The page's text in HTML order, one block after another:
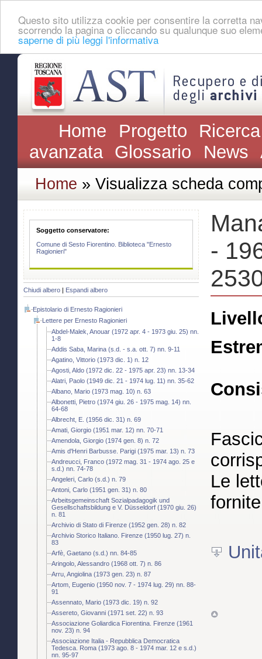
Questo sito utilizza cookie per consentire la corretta
scorrendo la pagina o cliccando su qualunque suo
saperne di più leggi l'informativa
Home Progetto
avanzata Glossario News
Home » Visualizza scheda
Soggetto conservatore:
Comune di Sesto Fiorentino. Biblioteca "Ernesto
Ragionieri"
Chiudi albero | Espandi albero
Epistolario di Ernesto Ragionieri
Lettere per Ernesto Ragionieri
Abdel-Malek, Anouar (1972 apr. 4 - 1973 giu. 25) nn.
1-8
Addis Saba, Marina (s.d. - s.a. ott. 7) nn. 9-11
Agatino, Vittorio (1973 dic. 1) n. 12
Agosti, Aldo (1972 dic. 22 - 1975 apr. 23) nn. 13-34
Alatri, Paolo (1949 dic. 21 - 1974 lug. 11) nn. 35-62
Albano, Mario (1973 mag. 10) n. 63
Albonetti, Pietro (1974 giu. 26 - 1975 mag. 14) nn.
64-68
Albrecht, E. (1956 dic. 31) n. 69
Amati, Giorgio (1951 mar. 12) nn. 70-71
Amendola, Giorgio (1974 gen. 8) n. 72
Amis d'Henri Barbusse. Parigi (1975 mar. 13) n. 73
Andreucci, Franco (1972 mag. 31 - 1974 ago. 25 e
s.d.) nn. 74-78
Angeleri, Carlo (s.d.) n. 79
Antoni, Carlo (1951 gen. 31) n. 80
Arbeitsgemeinschaft Sozialpadagogik und
Gesellschaftsbildung e V. Düsseldorf (1970 giu. 26)
n. 81
Archivio di Stato di Firenze (1952 gen. 28) n. 82
Archivio Storico Italiano. Firenze (1950 lug. 27) n.
83
Arfè, Gaetano (s.d.) nn. 84-85
Aringolo, Alessandro (1968 ott. 7) n. 86
Arru, Angiolina (1973 gen. 23) n. 87
Artom, Eugenio (1950 nov. 7 - 1974 lug. 29) nn. 88-
91
Assennato, Mario (1973 dic. 19) n. 92
Assereto, Giovanni (1971 set. 22) n. 93
Associazione Goliardica Fiorentina. Firenze (1961
nov. 23) n. 94
Associazione Italia - Repubblica Democratica
Tedesca. Roma (1973 ago. 8 - 1974 mar. 12 e s.d.)
nn. 95-97
-
Le